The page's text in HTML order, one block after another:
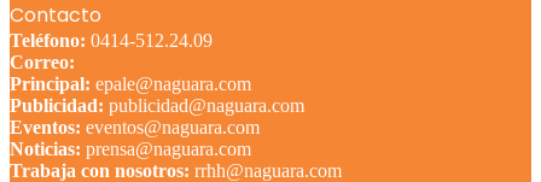
Contacto
Teléfono: 0414-512.24.09
Correo:
Principal: epale@naguara.com
Publicidad: publicidad@naguara.com
Eventos: eventos@naguara.com
Noticias: prensa@naguara.com
Trabaja con nosotros: rrhh@naguara.com